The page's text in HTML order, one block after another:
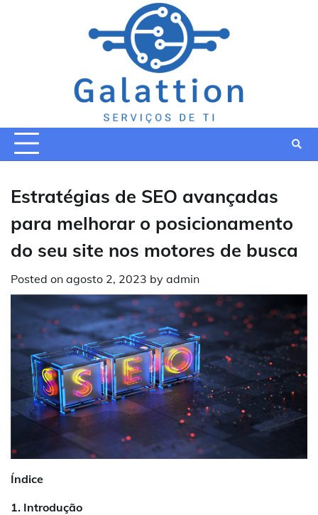
Estratégias de SEO avançadas
para melhorar o posicionamento
do seu site nos motores de busca
Posted on agosto 2, 2023 by admin
Índice
1. Introdução